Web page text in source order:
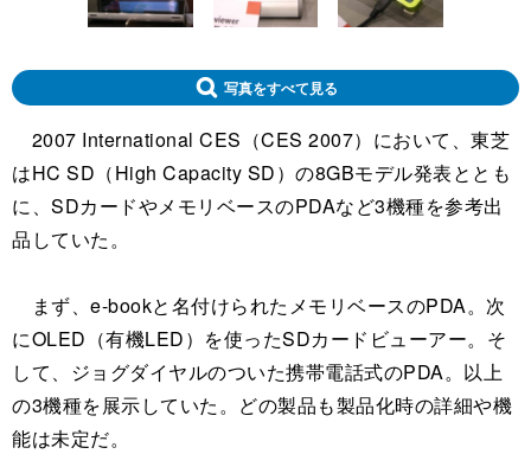
写真をすべて見る
2007 International CES（CES 2007）において、東芝
はHC SD（High Capacity SD）の8GBモデル発表ととも
に、SDカードやメモリベースのPDAなど3機種を参考出
品していた。
まず、e-bookと名付けられたメモリベースのPDA。次
にOLED（有機LED）を使ったSDカードビューアー。そ
して、ジョグダイヤルのついた携帯電話式のPDA。以上
の3機種を展示していた。どの製品も製品化時の詳細や機
能は未定だ。